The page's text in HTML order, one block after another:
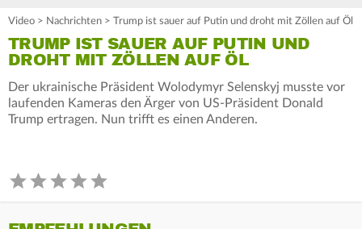
Video > Nachrichten > Trump ist sauer auf Putin und droht mit Zöllen auf Öl
TRUMP IST SAUER AUF PUTIN UND
DROHT MIT ZÖLLEN AUF ÖL
Der ukrainische Präsident Wolodymyr Selenskyj musste vor
laufenden Kameras den Ärger von US-Präsident Donald
Trump ertragen. Nun trifft es einen Anderen.